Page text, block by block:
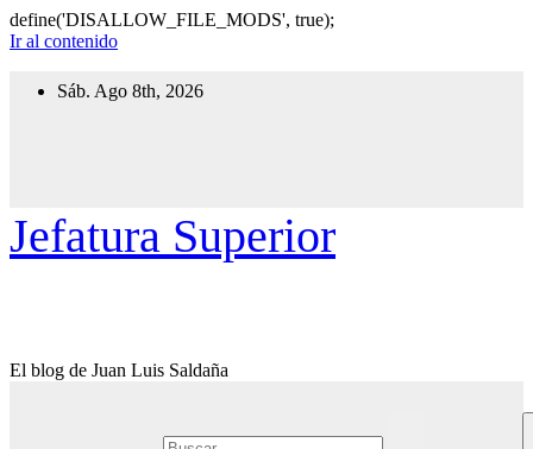
define('DISALLOW_FILE_MODS', true);
Ir al contenido
Sáb. Ago 8th, 2026
Jefatura Superior
El blog de Juan Luis Saldaña